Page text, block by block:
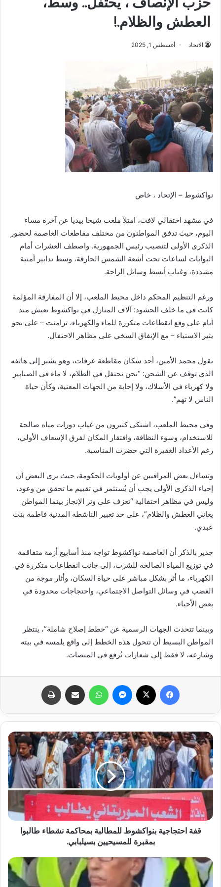
العطش والظلام.!
الاتحاد أغسطس 1, 2025
نواكشوط – الإتحاد ، خاص
في مشهد احتفالي لافت، امتلأ ملعب شيخا بيديا عن آخره مساء
اليوم، حيث تدفق المواطنون من مختلف مقاطعات العاصمة لحضور
الذكرى الأولى لتنصيب رئيس الجمهورية. واصطف العشرات أمام
البوابات لساعات تحت أشعة الشمس الحارقة، وسط تدابير أمنية
مشددة، وغياب أبسط وسائل الراحة.
ورغم التنظيم المحكم داخل محيط الملعب، إلا أن المفارقة المؤلمة
كانت في ما خلف الحشود: آلاف المنازل في نواكشوط تعيش منذ
أيام على وقع انقطاعات متكررة للماء والكهرباء، تزامنت – على نحو
يثير الاستياء – مع الإنفاق السخي على مظاهر الاحتفال.
يقول محمد الأمين، أحد سكان مقاطعة عرفات، وهو يشير إلى هاتفه
الذي توقف عن الشحن: “نحن نحتفل في الظلام، لا ماء في الصنابير
ولا كهرباء في الأسلاك، ولا إجابة من الجهات المعنية، وكأن حياة
الناس لا تهم”.
وفي محيط الملعب، اشتكى كثيرون من غياب دورات مياه صالحة
للاستخدام، وسوء النظافة، وافتقار المكان لفرق الإسعاف الأولي،
رغم الأعداد الغفيرة التي حضرت المناسبة.
وتساءل بعض المراقبين عن أولويات الحكومة، حيث يرى البعض أن
إحياء الذكرى الأولى يجب أن يُستثمر في تقييم ما تحقق من وعود،
وليس في مظاهر احتفالية “تعزف على وتر الإنجاز بينما المواطن
يعاني العطش والظلام”، على حد تعبير الناشطة المدنية فاطمة بنت
عبدي.
جدير بالذكر أن العاصمة نواكشوط تواجه منذ أسابيع أزمة متفاقمة
في توزيع المياه الصالحة للشرب، إلى جانب انقطاعات متكررة في
الكهرباء، ما أثر بشكل مباشر على حياة السكان، وأثار موجة من
الغضب في وسائل التواصل الاجتماعي، واحتجاجات محدودة في
بعض الأحياء.
وبينما تتحدث الجهات الرسمية عن “خطط إصلاح شاملة”، ينتظر
المواطن البسيط أن تتحول هذه الخطط إلى واقع يلمسه في بيته
وشارعه، لا فقط إلى شعارات تُرفع في المنصات.
فيسبوك ماسنجر واتساب مشاركة عبر البريد
قفة احتجاجية بنواكشوط للمطالبة بمحاكمة نشطاء طالبوا
بمقبرة للمسيحيين بسيلبابي.